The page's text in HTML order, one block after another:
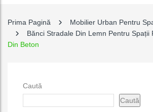
Prima Pagină
Mobilier Urban Pentru
Bănci Stradale Din Lemn Pentru Spații
Din Beton
Caută
Caută